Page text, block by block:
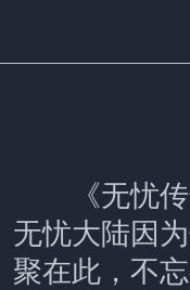
《无忧传
无忧大陆因
聚在此，不